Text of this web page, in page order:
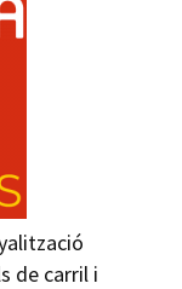
de carril i